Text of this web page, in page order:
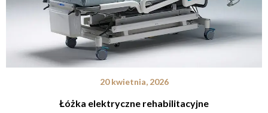
20 kwietnia, 2026
Łóżka elektryczne rehabilitacyjne